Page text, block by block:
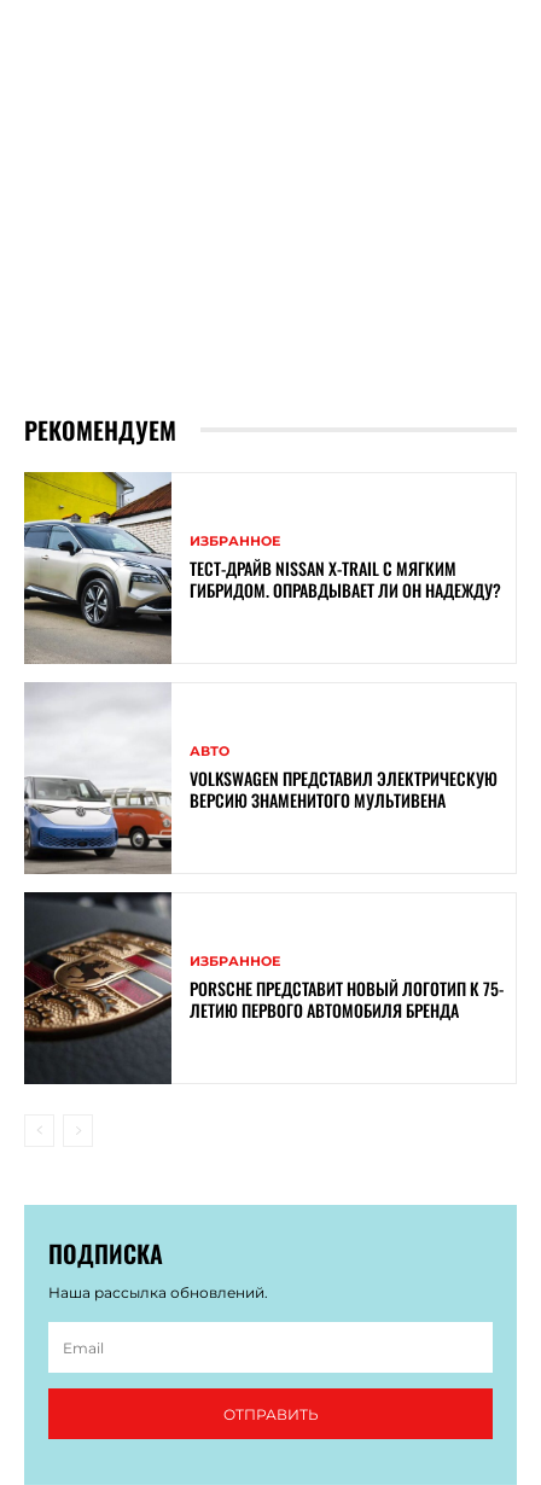
РЕКОМЕНДУЕМ
ИЗБРАННОЕ
ТЕСТ-ДРАЙВ NISSAN X-TRAIL С МЯГКИМ
ГИБРИДОМ. ОПРАВДЫВАЕТ ЛИ ОН НАДЕЖДУ?
АВТО
VOLKSWAGEN ПРЕДСТАВИЛ ЭЛЕКТРИЧЕСКУЮ
ВЕРСИЮ ЗНАМЕНИТОГО МУЛЬТИВЕНА
ИЗБРАННОЕ
PORSCHE ПРЕДСТАВИТ НОВЫЙ ЛОГОТИП К 75-
ЛЕТИЮ ПЕРВОГО АВТОМОБИЛЯ БРЕНДА
ПОДПИСКА
Наша рассылка обновлений.
ОТПРАВИТЬ